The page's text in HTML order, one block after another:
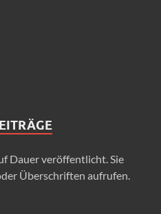
Dauer veröffentlicht. Sie
Überschriften aufrufen.